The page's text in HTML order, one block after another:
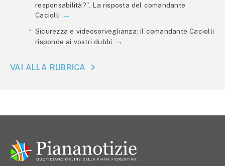
responsabilità?”. La risposta del comandante
Caciolli
Sicurezza e videosorveglianza: il comandante Caciolli
risponde ai vostri dubbi
VAI ALLA RUBRICA